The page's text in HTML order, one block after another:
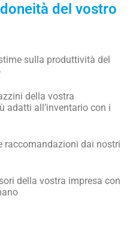
del vostro
sulla produttività del
della vostra
adatti all’inventario con i
raccomandazioni dai nostri
della vostra impresa con